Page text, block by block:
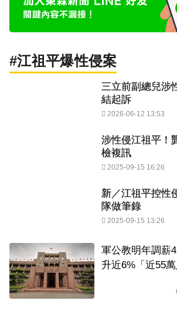
#江祖平爆性侵案
三立前副總兒涉
結起訴
2026-06-12 13:53
涉性侵江祖平！
檢複訊
2025-09-15 16:26
新／江祖平控性
隊做筆錄
2025-09-15 13:26
軍公教明年調薪
升近6%「近55萬